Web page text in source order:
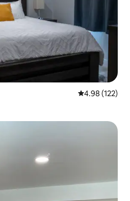
평점 4.98점(5
4.98 (122)